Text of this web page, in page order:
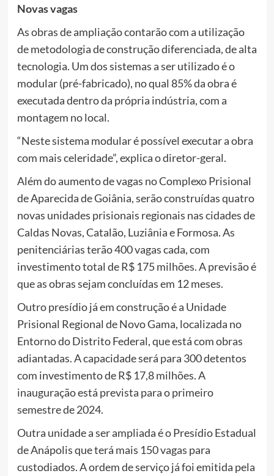
Novas vagas
As obras de ampliação contarão com a utilização
de metodologia de construção diferenciada, de alta
tecnologia. Um dos sistemas a ser utilizado é o
modular (pré-fabricado), no qual 85% da obra é
executada dentro da própria indústria, com a
montagem no local.
“Neste sistema modular é possível executar a obra
com mais celeridade”, explica o diretor-geral.
Além do aumento de vagas no Complexo Prisional
de Aparecida de Goiânia, serão construídas quatro
novas unidades prisionais regionais nas cidades de
Caldas Novas, Catalão, Luziânia e Formosa. As
penitenciárias terão 400 vagas cada, com
investimento total de R$ 175 milhões. A previsão é
que as obras sejam concluídas em 12 meses.
Outro presídio já em construção é a Unidade
Prisional Regional de Novo Gama, localizada no
Entorno do Distrito Federal, que está com obras
adiantadas. A capacidade será para 300 detentos
com investimento de R$ 17,8 milhões. A
inauguração está prevista para o primeiro
semestre de 2024.
Outra unidade a ser ampliada é o Presídio Estadual
de Anápolis que terá mais 150 vagas para
custodiados. A ordem de serviço já foi emitida pela